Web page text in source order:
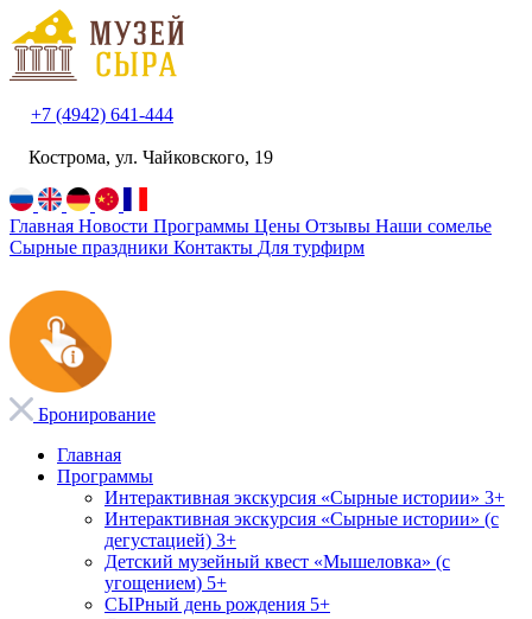
+7 (4942) 641-444
Кострома, ул. Чайковского, 19
Главная Новости Программы Цены Отзывы Наши сомелье
Сырные праздники Контакты Для турфирм
Бронирование
Главная
Программы
Интерактивная экскурсия «Сырные истории» 3+
Интерактивная экскурсия «Сырные истории» (с
дегустацией) 3+
Детский музейный квест «Мышеловка» (с
угощением) 5+
СЫРный день рождения 5+